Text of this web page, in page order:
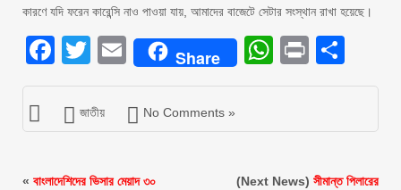
কারণে যদি ফরেন কারেন্সি নাও পাওয়া যায়, আমাদের বাজেটে সেটার সংস্থান রাখা হয়েছে।
Facebook
Twitter
EmailShare Print
জাতীয় No Comments »
« বাংলাদেশিদের ভিসার মেয়াদ ৩০
(Next News) সীমান্ত পিলারের